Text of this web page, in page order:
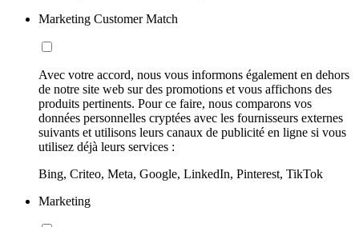
Marketing Customer Match
Avec votre accord, nous vous informons également en dehors
de notre site web sur des promotions et vous affichons des
produits pertinents. Pour ce faire, nous comparons vos
données personnelles cryptées avec les fournisseurs externes
suivants et utilisons leurs canaux de publicité en ligne si vous
utilisez déjà leurs services :
Bing, Criteo, Meta, Google, LinkedIn, Pinterest, TikTok
Marketing